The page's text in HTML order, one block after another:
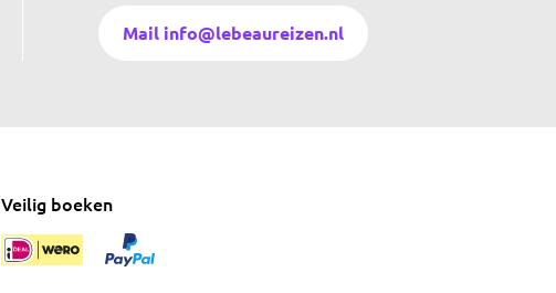
Mail info@lebeaureizen.nl
Veilig boeken